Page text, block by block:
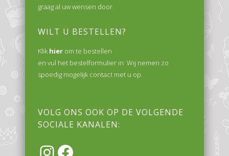
graag al uw wensen door.
WILT U BESTELLEN?
Klik hier om te bestellen
en vul het bestelformulier in. Wij nemen zo
spoedig mogelijk contact met u op.
VOLG ONS OOK OP DE VOLGENDE
SOCIALE KANALEN: